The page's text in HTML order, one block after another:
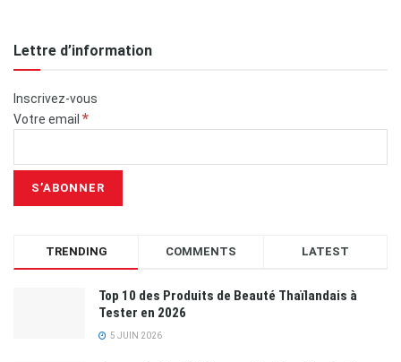
Lettre d’information
Inscrivez-vous
Votre email *
TRENDING COMMENTS LATEST
Top 10 des Produits de Beauté Thaïlandais à
Tester en 2026
5 JUIN 2026